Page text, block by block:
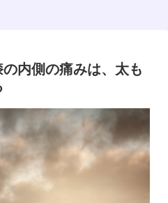
内側の痛みは、太も